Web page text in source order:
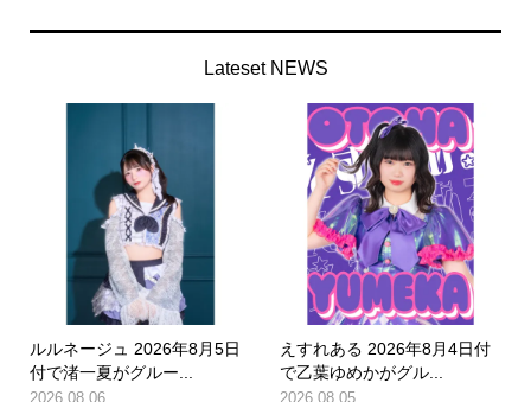
Lateset NEWS
ルルネージュ 2026年8月5日
付で渚一夏がグルー...
2026.08.06
えすれある 2026年8月4日付
で乙葉ゆめかがグル...
2026.08.05